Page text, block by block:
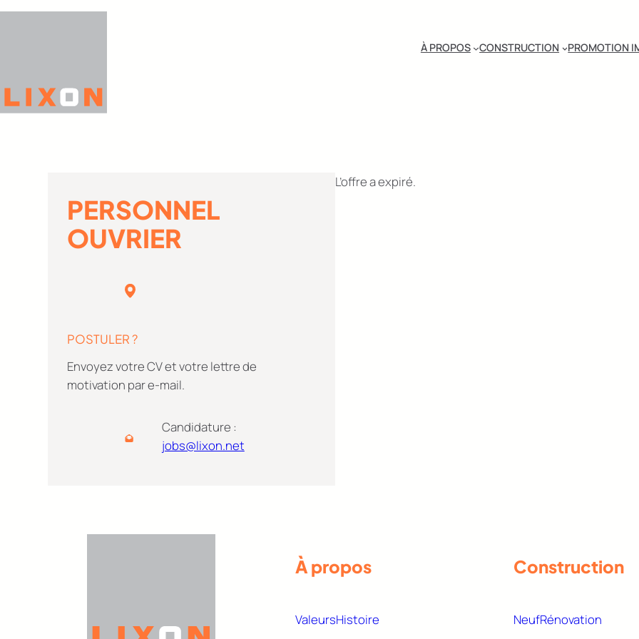
Aller
À PROPOS CONSTRUCTION PROMOTION
PERSONNEL
OUVRIER
POSTULER ?
Envoyez votre CV et votre lettre de
motivation par e-mail.
Candidature :
jobs@lixon.net
L’offre a expiré.
À propos
ValeursHistoire
Construction
NeufRénovation